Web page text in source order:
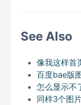
See Also
像我这样首
百度bae版
怎么显示不
同样3个图